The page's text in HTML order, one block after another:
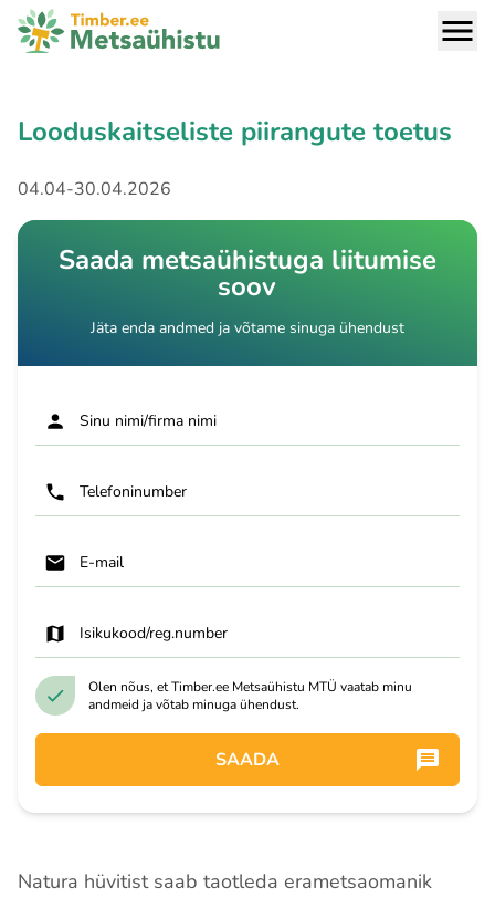
Looduskaitseliste piirangute toetus
04.04-30.04.2026
Saada metsaühistuga liitumise
soov
Jäta enda andmed ja võtame sinuga ühendust
Sinu nimi/firma nimi
Telefoninumber
E-mail
Isikukood/reg.number
Olen nõus, et Timber.ee Metsaühistu MTÜ vaatab minu
andmeid ja võtab minuga ühendust.
SAADA
Natura hüvitist saab taotleda erametsaomanik